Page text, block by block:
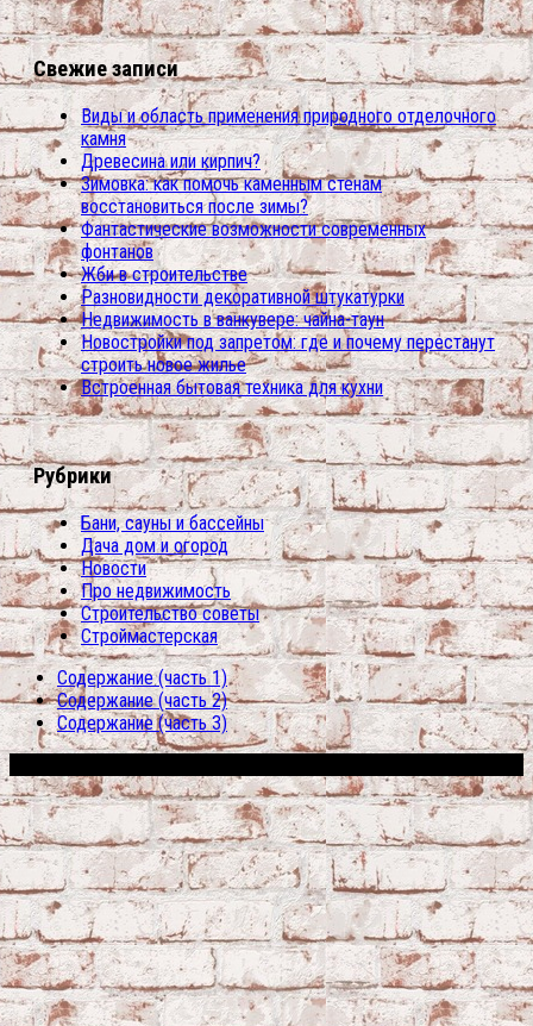
Свежие записи
Виды и область применения природного отделочного
камня
Древесина или кирпич?
Зимовка: как помочь каменным стенам
восстановиться после зимы?
Фантастические возможности современных
фонтанов
Жби в строительстве
Разновидности декоративной штукатурки
Недвижимость в ванкувере: чайна-таун
Новостройки под запретом: где и почему перестанут
строить новое жилье
Встроенная бытовая техника для кухни
Рубрики
Бани, сауны и бассейны
Дача дом и огород
Новости
Про недвижимость
Строительство советы
Строймастерская
Содержание (часть 1)
Содержание (часть 2)
Содержание (часть 3)